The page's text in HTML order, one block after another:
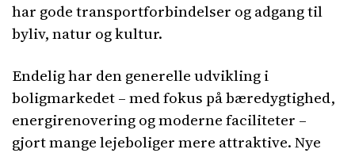
har gode transportforbindelser og adgang til
byliv, natur og kultur.
Endelig har den generelle udvikling i
boligmarkedet – med fokus på bæredygtighed,
energirenovering og moderne faciliteter –
gjort mange lejeboliger mere attraktive. Nye